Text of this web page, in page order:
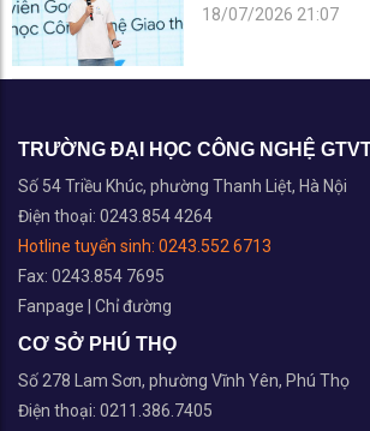
18/07/2026 21:07
TRƯỜNG ĐẠI HỌC CÔNG NGHỆ
Số 54 Triều Khúc, phường Thanh Liệt, Hà Nội
Điện thoại: 0243.854 4264
Hotline tuyển sinh: 0243.552 6713
Fax: 0243.854 7695
Fanpage
Chỉ đường
CƠ SỞ PHÚ THỌ
Số 278 Lam Sơn, phường Vĩnh Yên, Phú Thọ
Điện thoại: 0211.386.7405